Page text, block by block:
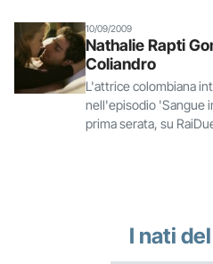
10/09/2009
Nathalie Rapti
Coliandro
L'attrice colombiana
nell'episodio 'Sangue
prima serata, su
I nati